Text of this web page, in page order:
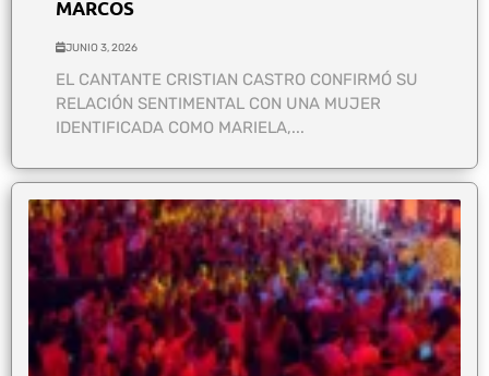
MARCOS
JUNIO 3, 2026
EL CANTANTE CRISTIAN CASTRO CONFIRMÓ SU
RELACIÓN SENTIMENTAL CON UNA MUJER
IDENTIFICADA COMO MARIELA,...